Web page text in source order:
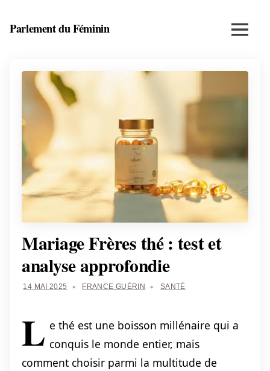
Parlement du Féminin
bien-
entrepreneuriat
féminin
Menu
Mariage Frères thé : test et
analyse approfondie
14 MAI 2025 FRANCE GUÉRIN SANTÉ
L e thé est une boisson millénaire qui a
conquis le monde entier, mais
comment choisir parmi la multitude de